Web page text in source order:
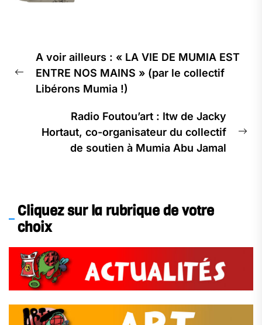
de
l’article
Previous
post:
A voir ailleurs : « LA VIE DE MUMIA EST
ENTRE NOS MAINS » (par le collectif
Libérons Mumia !)
Radio Foutou’art : Itw de Jacky
Hortaut, co-organisateur du collectif
de soutien à Mumia Abu Jamal
Cliquez sur la rubrique de votre
choix